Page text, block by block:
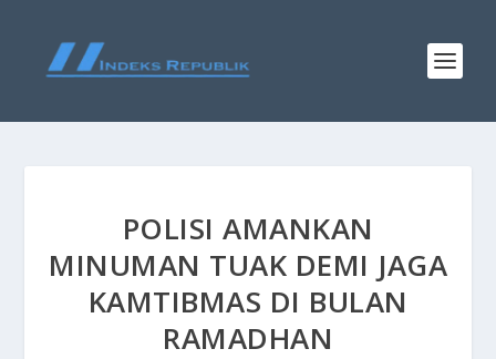
POLISI AMANKAN
MINUMAN TUAK DEMI JAGA
KAMTIBMAS DI BULAN
RAMADHAN